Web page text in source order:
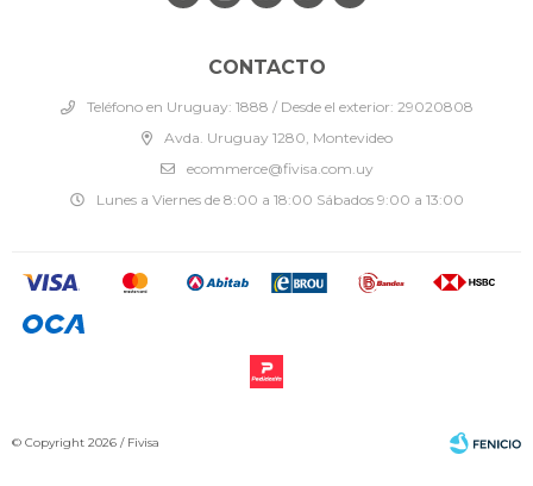
CONTACTO
Teléfono en Uruguay: 1888 / Desde el exterior: 29020808
Avda. Uruguay 1280, Montevideo
ecommerce@fivisa.com.uy
Lunes a Viernes de 8:00 a 18:00 Sábados 9:00 a 13:00
© Copyright 2026 / Fivisa